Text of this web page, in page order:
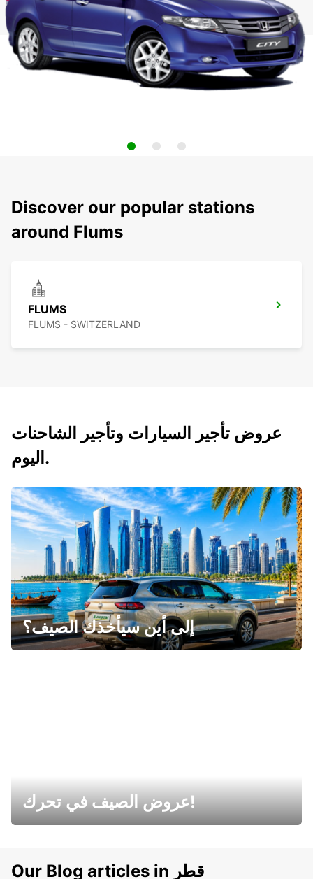
Discover our popular stations
around Flums
FLUMS
FLUMS - SWITZERLAND
عروض تأجير السيارات وتأجير الشاحنات
اليوم.
إلى أين سيأخذك الصيف؟
عروض الصيف في تحرك!
Our Blog articles in قطر